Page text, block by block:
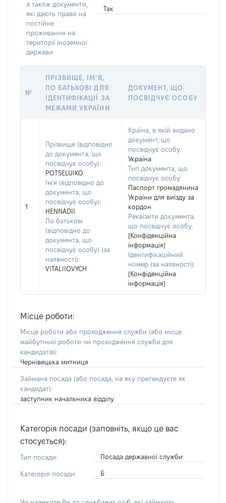
а також документи,
які дають право на
постійне
проживання на
території іноземної
держави
Так
№
ПРІЗВИЩЕ, ІМ’Я,
ПО БАТЬКОВІ ДЛЯ
ІДЕНТИФІКАЦІЇ ЗА
МЕЖАМИ УКРАЇНИ
ДОКУМЕНТ, ЩО
ПОСВІДЧУЄ ОСОБУ
1
Прізвище (відповідно
до документа, що
посвідчує особу):
POTSELUIKO
Ім’я (відповідно до
документа, що
посвідчує особу):
HENNADII
По батькові
(відповідно до
документа, що
посвідчує особу) (за
наявності):
VITALIIOVYCH
Країна, в якій видано
документ, що
посвідчує особу:
Україна
Тип документа, що
посвідчує особу:
Паспорт громадянина
України для виїзду за
кордон
Реквізити документа,
що посвідчує особу:
[Конфіденційна
інформація]
Ідентифікаційний
номер (за наявності):
[Конфіденційна
інформація]
Місце роботи:
Місце роботи або проходження служби (або місце
майбутньої роботи чи проходження служби для
кандидатів):
Чернівецька митниця
Займана посада (або посада, на яку претендуєте як
кандидат):
заступник начальника відділу
Категорія посади (заповніть, якщо це вас
стосується):
Тип посади: Посада державної служби
Категорія посади: Б